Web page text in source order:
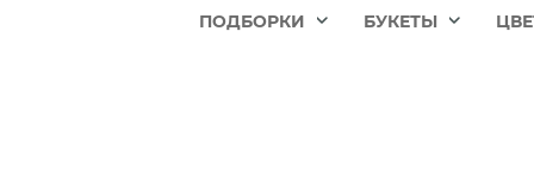
ПОДБОРКИ БУКЕТЫ